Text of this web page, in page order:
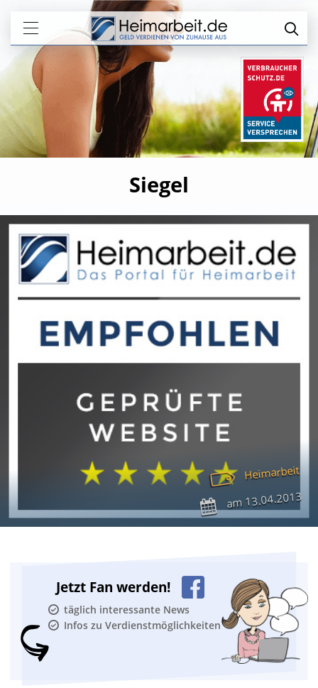
Siegel
Heimarbeit
am13.04.2013
Jetzt Fan werden!
täglich interessante News
Infos zu Verdienstmöglichkeiten